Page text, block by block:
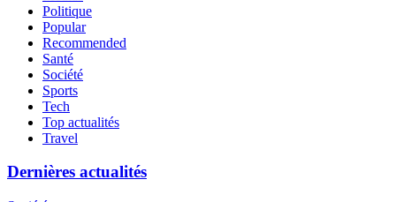
Politique
Popular
Recommended
Santé
Société
Sports
Tech
Top actualités
Travel
Dernières actualités